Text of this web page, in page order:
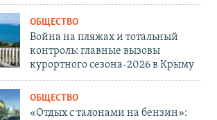
ОБЩЕСТВО
Война на пляжах и тотальный
контроль: главные вызовы
курортного сезона-2026 в Крыму
ОБЩЕСТВО
«Отдых с талонами на бензин»: